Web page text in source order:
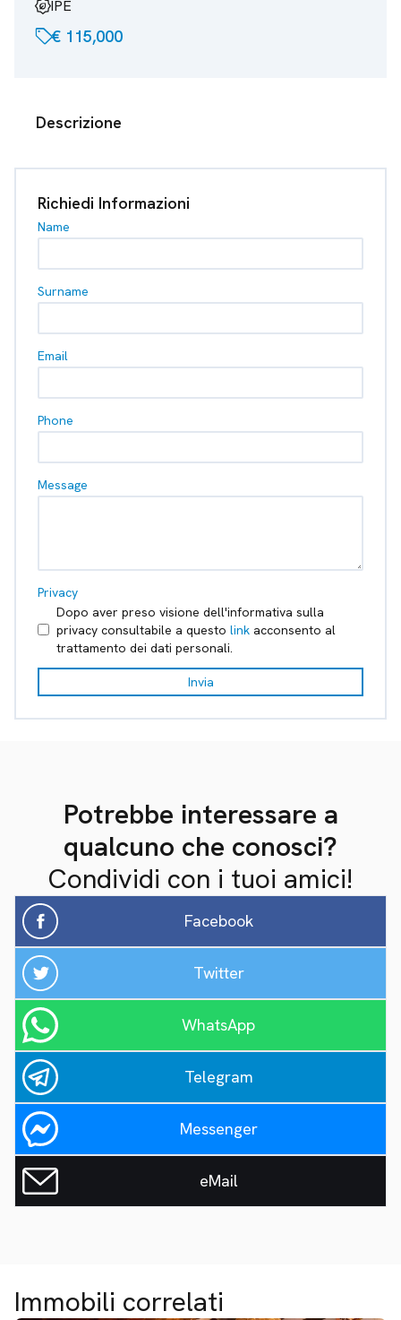
energy_program_savingIPE
sell€ 115,000
Descrizione
Richiedi Informazioni
Name
Surname
Email
Phone
Message
Privacy
Dopo aver preso visione dell'informativa sulla
privacy consultabile a questo link acconsento al
trattamento dei dati personali.
Invia
Potrebbe interessare a
qualcuno che conosci?
Condividi con i tuoi amici!
Facebook
Twitter
WhatsApp
Telegram
Messenger
eMail
Immobili correlati